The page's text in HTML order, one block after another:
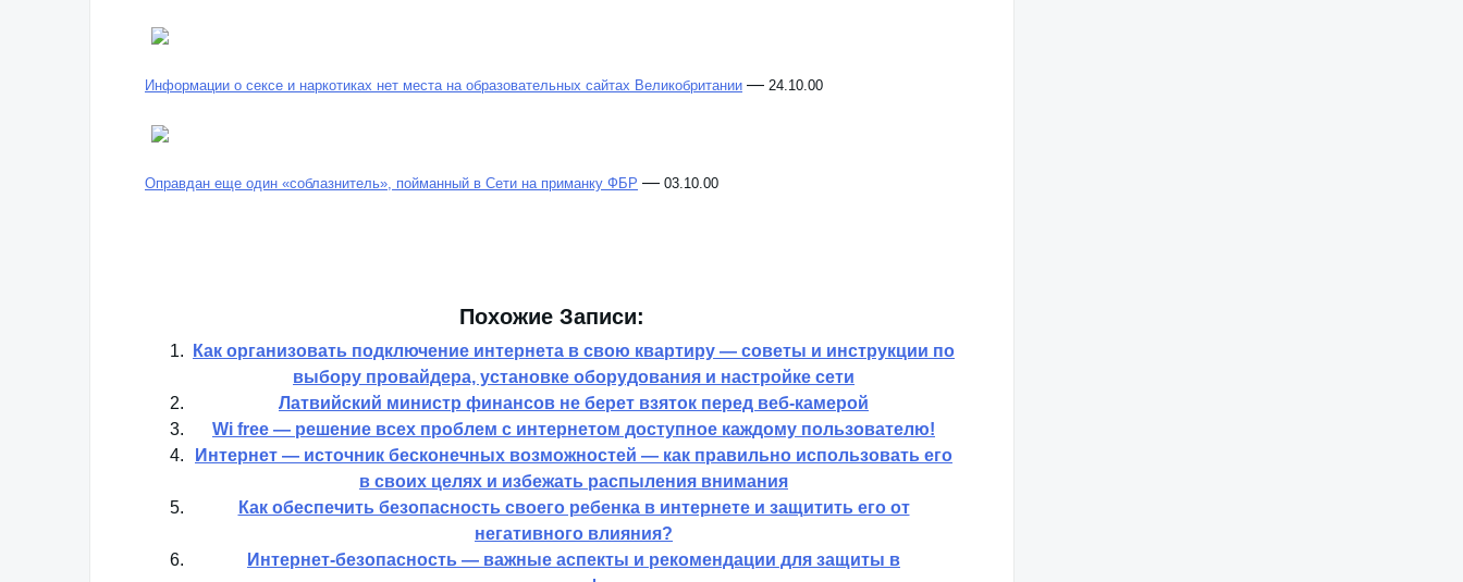
Информации о сексе и наркотиках нет места на образовательных сайтах Великобритании — 24.10.00
Оправдан еще один «соблазнитель», пойманный в Сети на приманку ФБР — 03.10.00
Похожие Записи:
Как организовать подключение интернета в свою квартиру — советы и инструкции по
выбору провайдера, установке оборудования и настройке сети
Латвийский министр финансов не берет взяток перед веб-камерой
Wi free — решение всех проблем с интернетом доступное каждому пользователю!
Интернет — источник бесконечных возможностей — как правильно использовать его
в своих целях и избежать распыления внимания
Как обеспечить безопасность своего ребенка в интернете и защитить его от
негативного влияния?
Интернет-безопасность — важные аспекты и рекомендации для защиты в